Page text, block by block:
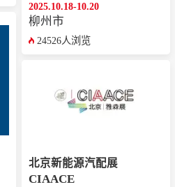
2025.10.18-10.20
柳州市
24526人浏览
北京新能源汽配展
CIAACE